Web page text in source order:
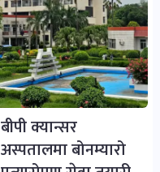
बीपी क्यान्सर
अस्पतालमा बोनम्यारो